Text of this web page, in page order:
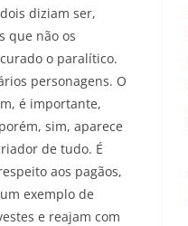
diziam ser,
que não os
o paralítico.
personagens. O
é importante,
sim, aparece
de tudo. É
aos pagãos,
exemplo de
e reajam com